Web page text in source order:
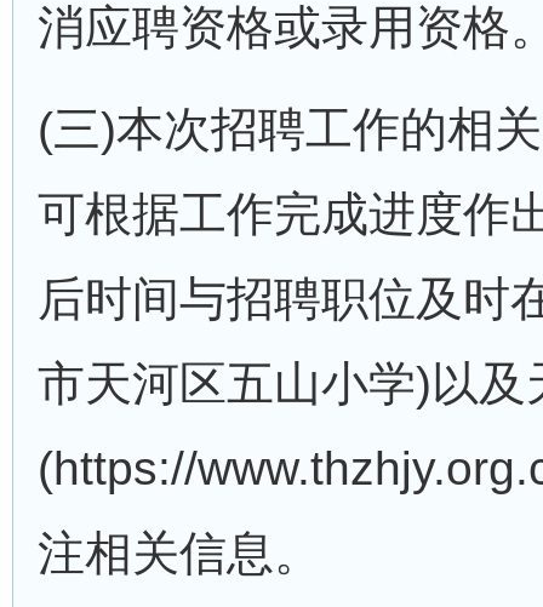
消应聘资格或录用资格
(三)本次招聘工作的相
可根据工作完成进度作
后时间与招聘职位及时
市天河区五山小学)以及
(https://
注相关信息。